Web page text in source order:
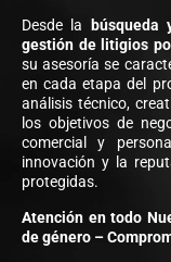
Desde la
gestión de litigios
su asesoría se
en cada etapa del
análisis técnico,
los objetivos de
comercial y
innovación y la
protegidas.
Atención en todo
de género –